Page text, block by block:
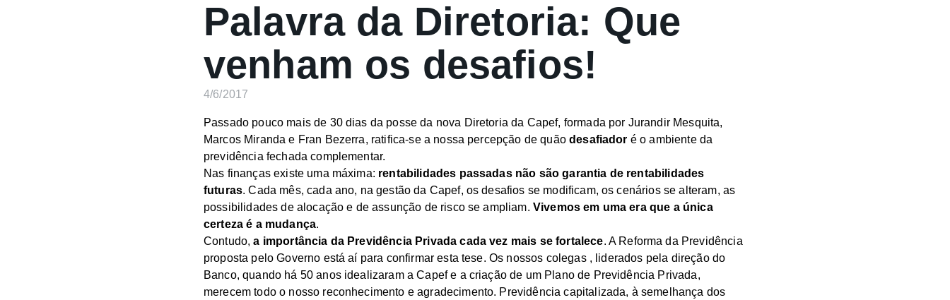
Palavra da Diretoria: Que
venham os desafios!
4/6/2017
Passado pouco mais de 30 dias da posse da nova Diretoria da Capef, formada por Jurandir Mesquita,
Marcos Miranda e Fran Bezerra, ratifica-se a nossa percepção de quãodesafiador é o ambiente da
previdência fechada complementar.
Nas finanças existe uma máxima: rentabilidades passadas não são garantia de rentabilidades
futuras. Cada mês, cada ano, na gestão da Capef, os desafios se modificam, os cenários se alteram, as
possibilidades de alocação e de assunção de risco se ampliam. Vivemos em uma era que a única
certeza é a mudança.
Contudo,a importância da Previdência Privada cada vez mais se fortalece. A Reforma da Previdência
proposta pelo Governo está aí para confirmar esta tese. Os nossos colegas , liderados pela direção do
Banco, quando há 50 anos idealizaram a Capef e a criação de um Plano de Previdência Privada,
merecem todo o nosso reconhecimento e agradecimento. Previdência capitalizada, à semelhança dos